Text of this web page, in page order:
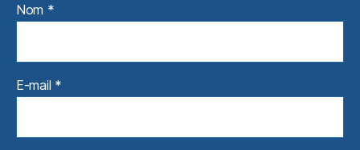
Nom *
E-mail *